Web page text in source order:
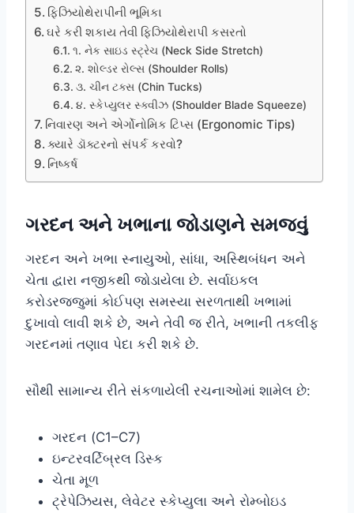
ફિઝિયોથેરાપીની ભૂમિકા
ઘરે કરી શકાય તેવી ફિઝિયોથેરાપી કસરતો
૧. નેક સાઇડ સ્ટ્રેચ (Neck Side Stretch)
૨. શોલ્ડર રોલ્સ (Shoulder Rolls)
૩. ચીન ટક્સ (Chin Tucks)
૪. સ્કેપ્યુલર સ્ક્વીઝ (Shoulder Blade Squeeze)
નિવારણ અને એર્ગોનોમિક ટિપ્સ (Ergonomic Tips)
ક્યારે ડૉક્ટરનો સંપર્ક કરવો?
નિષ્કર્ષ
ગરદન અને ખભાના જોડાણને સમજવું
ગરદન અને ખભા સ્નાયુઓ, સાંધા, અસ્થિબંધન અને
ચેતા દ્વારા નજીકથી જોડાયેલા છે. સર્વાઇકલ
કરોડરજ્જુમાં કોઈપણ સમસ્યા સરળતાથી ખભામાં
દુખાવો લાવી શકે છે, અને તેવી જ રીતે, ખભાની તકલીફ
ગરદનમાં તણાવ પેદા કરી શકે છે.
સૌથી સામાન્ય રીતે સંકળાયેલી રચનાઓમાં શામેલ છે:
ગરદન (C1–C7)
ઇન્ટરવર્ટિબ્રલ ડિસ્ક
ચેતા મૂળ
ટ્રેપેઝિયસ, લેવેટર સ્કેપ્યુલા અને રોમ્બોઇડ